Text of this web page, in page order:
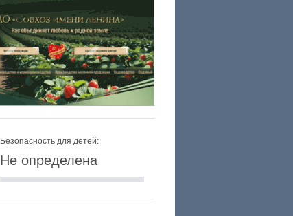
Безопасность для детей:
Не определена